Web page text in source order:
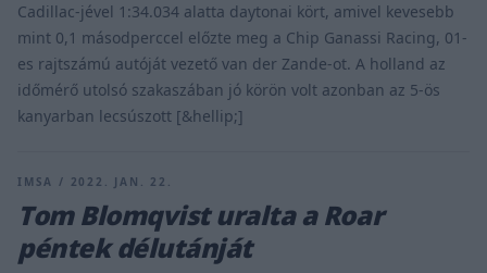
Cadillac-jével 1:34.034 alatta daytonai kört, amivel kevesebb
mint 0,1 másodperccel előzte meg a Chip Ganassi Racing, 01-
es rajtszámú autóját vezető van der Zande-ot. A holland az
időmérő utolsó szakaszában jó körön volt azonban az 5-ös
kanyarban lecsúszott [&hellip;]
IMSA / 2022. JAN. 22.
Tom Blomqvist uralta a Roar
péntek délutánját